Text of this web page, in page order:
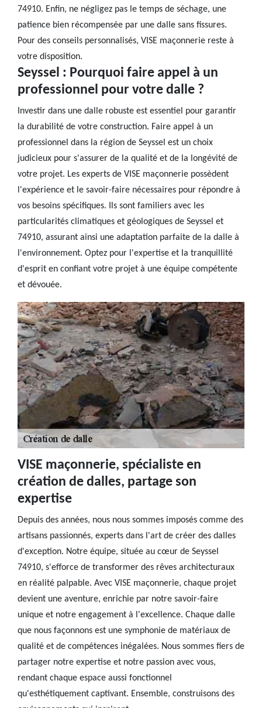
74910. Enfin, ne négligez pas le temps de séchage, une
patience bien récompensée par une dalle sans fissures.
Pour des conseils personnalisés, VISE maçonnerie reste à
votre disposition.
Seyssel : Pourquoi faire appel à un
professionnel pour votre dalle ?
Investir dans une dalle robuste est essentiel pour garantir
la durabilité de votre construction. Faire appel à un
professionnel dans la région de Seyssel est un choix
judicieux pour s'assurer de la qualité et de la longévité de
votre projet. Les experts de VISE maçonnerie possèdent
l'expérience et le savoir-faire nécessaires pour répondre à
vos besoins spécifiques. Ils sont familiers avec les
particularités climatiques et géologiques de Seyssel et
74910, assurant ainsi une adaptation parfaite de la dalle à
l'environnement. Optez pour l'expertise et la tranquillité
d'esprit en confiant votre projet à une équipe compétente
et dévouée.
VISE maçonnerie, spécialiste en
création de dalles, partage son
expertise
Depuis des années, nous nous sommes imposés comme des
artisans passionnés, experts dans l'art de créer des dalles
d'exception. Notre équipe, située au cœur de Seyssel
74910, s'efforce de transformer des rêves architecturaux
en réalité palpable. Avec VISE maçonnerie, chaque projet
devient une aventure, enrichie par notre savoir-faire
unique et notre engagement à l'excellence. Chaque dalle
que nous façonnons est une symphonie de matériaux de
qualité et de compétences inégalées. Nous sommes fiers de
partager notre expertise et notre passion avec vous,
rendant chaque espace aussi fonctionnel
qu'esthétiquement captivant. Ensemble, construisons des